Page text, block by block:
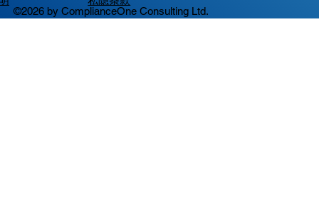
©2026 by ComplianceOne Consulting Ltd.